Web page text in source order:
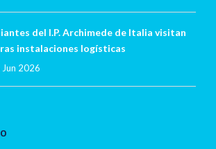
del I.P. Archimede de Italia visitan
instalaciones logísticas
Jun 2026